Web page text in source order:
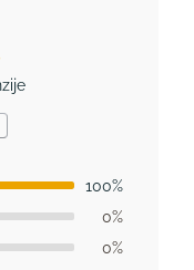
100%
0%
0%